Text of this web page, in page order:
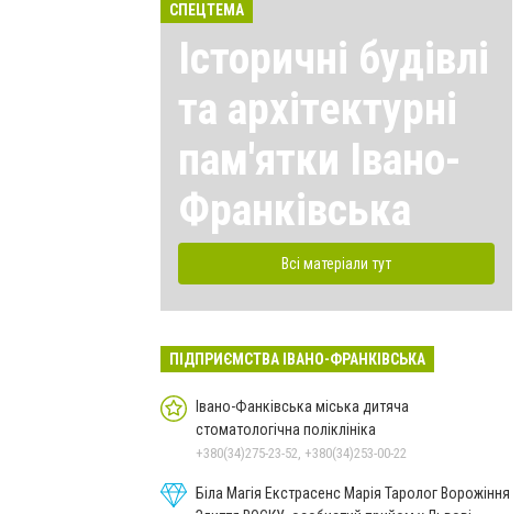
СПЕЦТЕМА
Історичні будівлі
та архітектурні
пам'ятки Івано-
Франківська
Всі матеріали тут
ПІДПРИЄМСТВА ІВАНО-ФРАНКІВСЬКА
Івано-Фанківська міська дитяча
стоматологічна поліклініка
+380(34)275-23-52, +380(34)253-00-22
Біла Магія Екстрасенс Марія Таролог Ворожіння